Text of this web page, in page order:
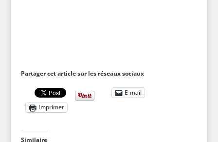
Partager cet article sur les réseaux sociaux
E-mail
Imprimer
Similaire